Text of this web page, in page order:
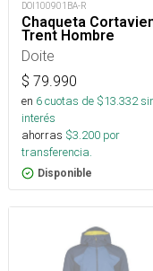
DOI100901BA-R
Chaqueta
Trent Hombre
Doite
$ 79.990
en 6cuotas de $13.332
interés
ahorras $3.200 por
transferencia.
Disponible